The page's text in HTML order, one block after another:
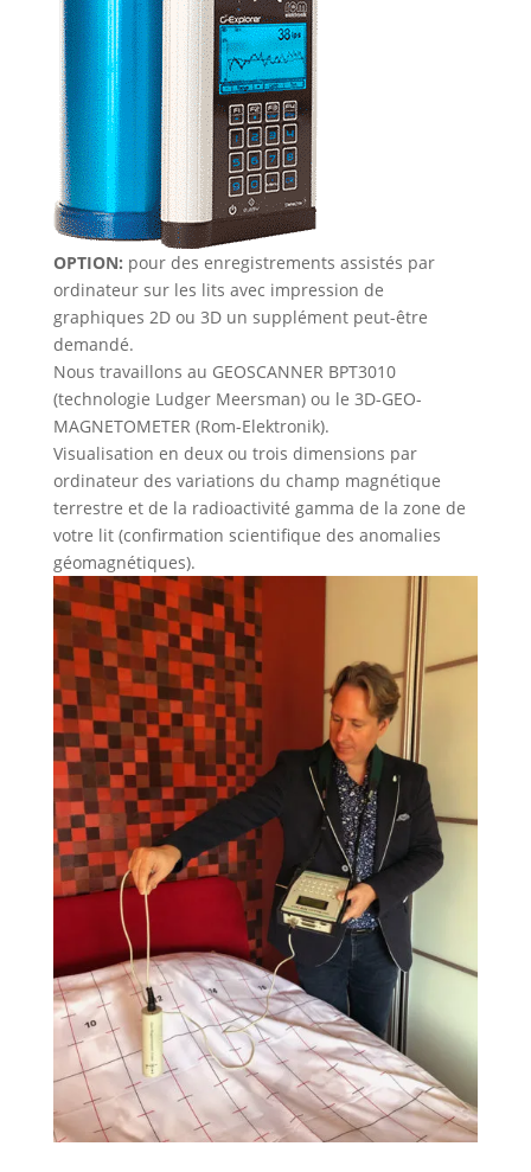
OPTION: pour des enregistrements assistés par
ordinateur sur les lits avec impression de
graphiques 2D ou 3D un supplément peut-être
demandé.
Nous travaillons au GEOSCANNER BPT3010
(technologie Ludger Meersman) ou le 3D-GEO-
MAGNETOMETER (Rom-Elektronik).
Visualisation en deux ou trois dimensions par
ordinateur des variations du champ magnétique
terrestre et de la radioactivité gamma de la zone de
votre lit (confirmation scientifique des anomalies
géomagnétiques).